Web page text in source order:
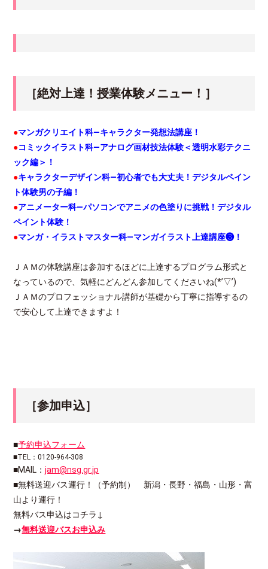
［絶対上達！授業体験メニュー！］
●マンガクリエイト科—キャラクター発想法講座！
●コミックイラスト科—アナログ画材技法体験＜透明水彩テクニ
ック編＞！
●キャラクターデザイン科—初心者でも大丈夫！デジタルペイン
ト体験男の子編！
●アニメーター科—パソコンでアニメの色塗りに挑戦！デジタル
ペイント体験！
●マンガ・イラストマスター科—マンガイラスト上達講座❸！
ＪＡＭの体験講座は参加するほどに上達するプログラム形式と
なっているので、気軽にどんどん参加してくださいね(*’▽’)
ＪＡＭのプロフェッショナル講師が基礎から丁寧に指導するの
で安心して上達できますよ！
［参加申込］
■予約申込フォーム
■TEL：0120-964-308
■MAIL：jam@nsg.gr.jp
■無料送迎バス運行！（予約制） 新潟・長野・福島・山形・富
山より運行！
無料バス申込はコチラ↓
→無料送迎バスお申込み